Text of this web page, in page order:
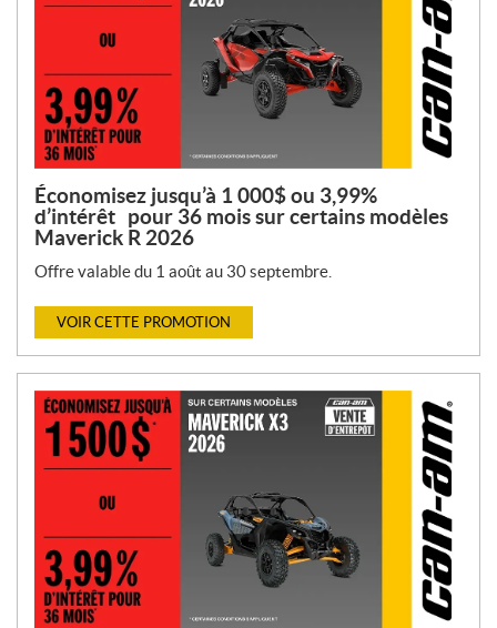
Économisez jusqu’à 1 000$ ou 3,99%
d’intérêt pour 36 mois sur certains modèles
Maverick R 2026
Offre valable du 1 août au 30 septembre.
VOIR CETTE PROMOTION